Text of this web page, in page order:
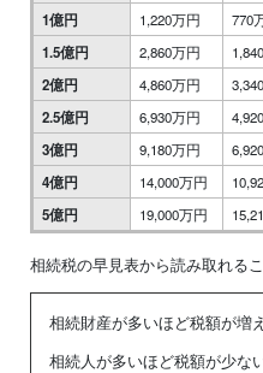
1億円 1,220万円 770
1.5億円 2,860万円
2億円 4,860万円
2.5億円 6,930万円
3億円 9,180万円
4億円 14,000万円
5億円 19,000万円
相続税の早見表から読み取れる
相続財産が多いほど税額が増
相続人が多いほど税額が少ない